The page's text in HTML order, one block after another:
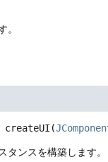
。
createUI (
タンスを構築します。